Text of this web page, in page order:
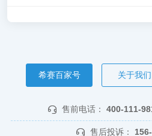
希赛百家号 关于我们
售前电话： 400-111-
售后投诉：